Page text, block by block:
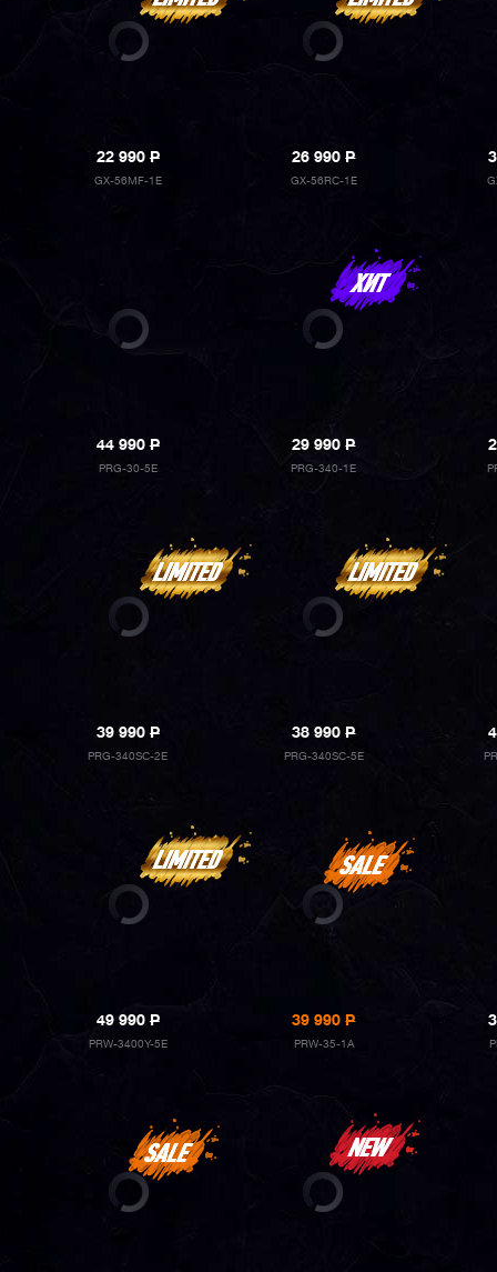
22 990P
GX-56MF-1E
26 990P
GX-56RC-1E
44 990P
PRG-30-5E
29 990P
PRG-340-1E
39 990P
PRG-340SC-2E
38 990P
PRG-340SC-5E
49 990P
PRW-3400Y-5E
39 990P
PRW-35-1A